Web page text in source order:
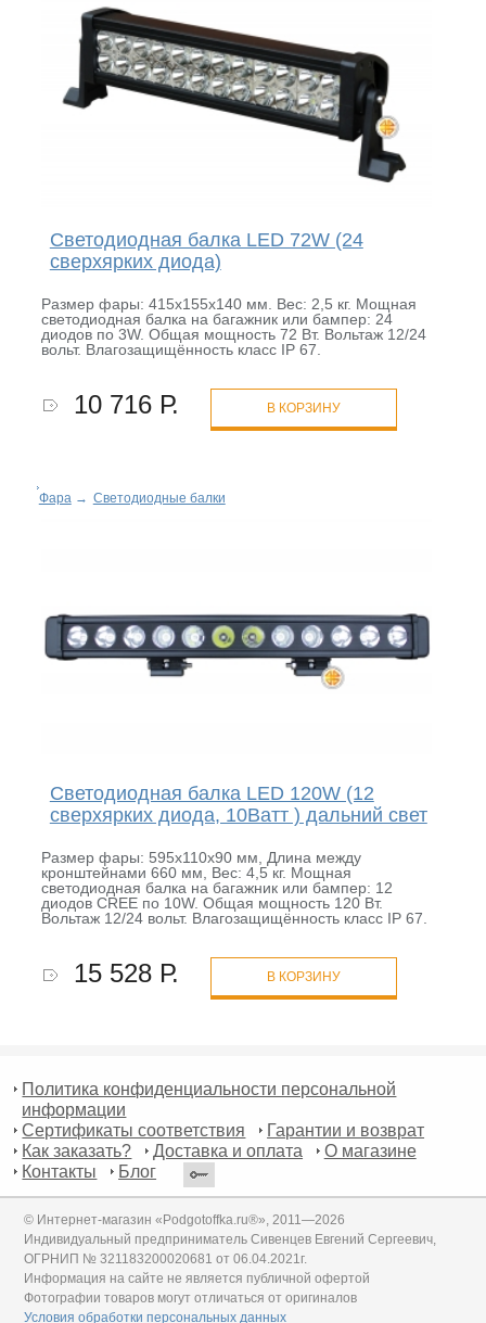
Светодиодная балка LED 72W (24
сверхярких диода)
Размер фары: 415х155х140 мм. Вес: 2,5 кг. Мощная
светодиодная балка на багажник или бампер: 24
диодов по 3W. Общая мощность 72 Вт. Вольтаж 12/24
вольт. Влагозащищённость класс IP 67.
10 716 Р. В КОРЗИНУ
Фара → Светодиодные балки
Светодиодная балка LED 120W (12
сверхярких диода, 10Ватт ) дальний свет
Размер фары: 595х110х90 мм, Длина между
кронштейнами 660 мм, Вес: 4,5 кг. Мощная
светодиодная балка на багажник или бампер: 12
диодов CREE по 10W. Общая мощность 120 Вт.
Вольтаж 12/24 вольт. Влагозащищённость класс IP 67.
15 528 Р. В КОРЗИНУ
Политика конфиденциальности персональной
информации
Сертификаты соответствия
Гарантии и возврат
Как заказать?
Доставка и оплата
О магазине
Контакты
Блог
© Интернет-магазин «Podgotoffka.ru®», 2011—2026
Индивидуальный предприниматель Сивенцев Евгений Сергеевич,
ОГРНИП № 321183200020681 от 06.04.2021г.
Информация на сайте не является публичной офертой
Фотографии товаров могут отличаться от оригиналов
Условия обработки персональных данных